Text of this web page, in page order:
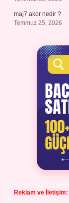
maj7 akor nedir ?
Temmuz 25, 2026
Reklam ve İletişim: